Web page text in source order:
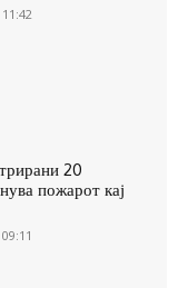
20
пожарот кај